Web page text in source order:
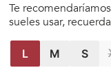
🤑 Zona Outlet
Te
sueles usar,
L M S